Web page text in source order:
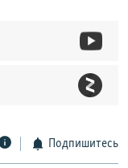
Подпишитесь